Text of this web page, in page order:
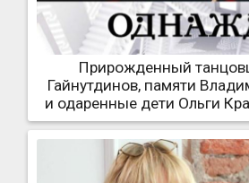
Прирожденный
Гайнутдинов, памяти
и одаренные дети Ольги